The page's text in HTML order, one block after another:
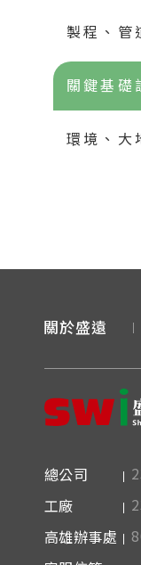
製程、管
關鍵基礎
環境、大
關於盛遠
總公司
工廠
高雄辦事處
按一下「全部接受